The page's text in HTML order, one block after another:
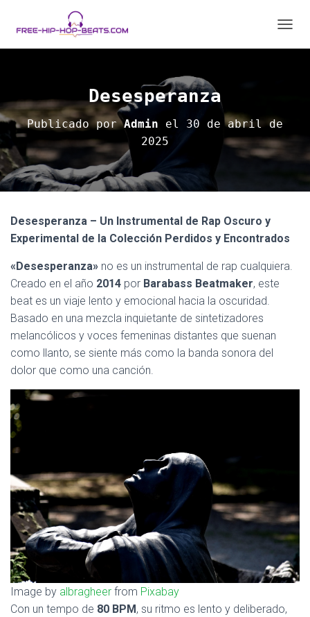
A
O
E
A
Desesperanza
Publicado porAdmin el 30 de abril de
2025
Desesperanza – Un Instrumental de Rap Oscuro y
Experimental de la Colección Perdidos y Encontrados
«Desesperanza» no es un instrumental de rap cualquiera.
Creado en el año 2014 por Barabass Beatmaker, este
beat es un viaje lento y emocional hacia la oscuridad.
Basado en una mezcla inquietante de sintetizadores
melancólicos y voces femeninas distantes que suenan
como llanto, se siente más como la banda sonora del
dolor que como una canción.
Image by albragheer from Pixabay
Con un tempo de 80 BPM, su ritmo es lento y deliberado,